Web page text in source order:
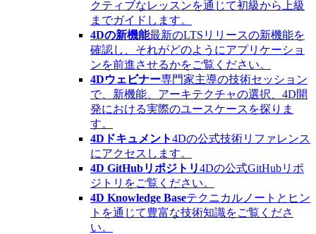
クティブなレッスンを通じて初級から上級
までガイドします。
4Dの新機能最新のLTSリリースの新機能を
確認し、それがどのようにアプリケーショ
ンを前進させるかをご覧ください。
4Dウェビナー専門家主導の技術セッション
で、新機能、アーキテクチャの選択、4D開
発における実際のユースケースを探りま
す。
4Dドキュメント4Dの公式技術リファレンス
にアクセスします。
4D GitHubリポジトリ4Dの公式GitHubリポ
ジトリをご覧ください。
4D Knowledge Baseテクニカルノートとヒン
トを通じて豊富な技術知識をご覧くださ
い。